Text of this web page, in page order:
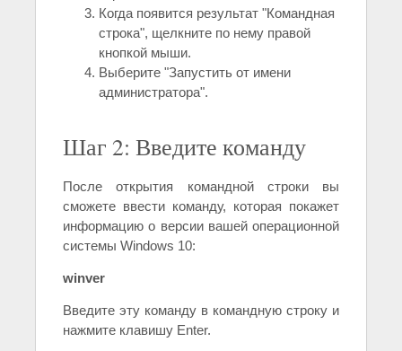
Когда появится результат "Командная
строка", щелкните по нему правой
кнопкой мыши.
Выберите "Запустить от имени
администратора".
Шаг 2: Введите команду
После открытия командной строки вы
сможете ввести команду, которая покажет
информацию о версии вашей операционной
системы Windows 10:
winver
Введите эту команду в командную строку и
нажмите клавишу Enter.